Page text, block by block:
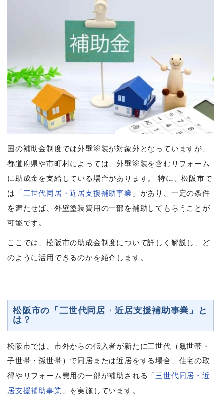
国の補助金制度では外壁塗装が対象外となっていますが、
都道府県や市町村によっては、外壁塗装を含むリフォーム
に助成金を支給している場合があります。 特に、松阪市で
は「三世代同居・近居支援補助事業 」があり、一定の条件
を満たせば、外壁塗装費用の一部を補助してもらうことが
可能です。
ここでは、松阪市の助成金制度について詳しく解説し、ど
のように活用できるのかを紹介します。
松阪市の「三世代同居・近居支援補助事業」と
は？
松阪市では、市外からの転入者が新たに三世代（親世帯・
子世帯・孫世帯）で同居または近居をする場合、住宅の取
得やリフォーム費用の一部が補助される「三世代同居・近
居支援補助事業 」を実施しています。